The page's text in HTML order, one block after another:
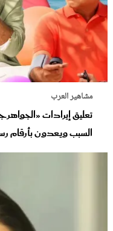
مشاهير العرب
تعليق إيرادات
السبب ويعدون بأرقام